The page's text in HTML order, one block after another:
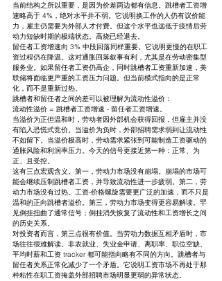
当前结构之所以重要，是因为价差两边都有信息。跳槽者工资增
速略高于 4%，绝对水平并不弱。它说明换工作的人仍有议价能
力，雇主仍需要为外部人才付费。但这个水平也远低于疫情后劳
动力短缺时期的极端状态。高烧已经退去。
留任者工资增速向 3% 中段回落同样重要。它说明更慢的在职工
资过程仍在降温。这对通胀回落叙事有利，尤其是在劳动密集型
服务业。如果留任者工资仍高企，同时跳槽者工资重新加速，美
联储将面临更严重的工资压力问题。但当前模式指向的是正常
化，而不是重新过热。
跳槽者和留任者之间的差可以被理解为流动性溢价：
流动性溢价 = 跳槽者工资增速 - 留任者工资增速。
当溢价为正但温和时，劳动者因外部机会获得回报，但雇主并没
有陷入恐慌式竞价。当溢价为负时，外部招聘需求弱到让流动性
不如留下。当溢价极高时，劳动需求紧张到可能制造工资驱动的
通胀风险和利润率压力。今天的信号更接近第一种：正常、为
正、且受控。
这有三点宏观含义。第一，劳动力市场没有崩塌。崩塌的市场可
能会继续压制跳槽者工资，并导致流动性进一步疲弱。第二，劳
动力市场没有过热。工资-价格螺旋需要更广泛的加速，而不只是
温和的正向跳槽者溢价。第三，劳动力市场变得更容易解读。罕
见倒挂扭曲了通常信号；倒挂消失恢复了流动性和工资增长之间
的历史关系。
对投资者而言，第三点很有价值。当劳动力数据互相矛盾时，市
场往往很难解读。非农就业、失业金申请、离职率、职位空缺、
平均时薪和工资 tracker 都可能指向略有不同的方向。跳槽者与
留任者关系正常化减少了一个矛盾。它说明工资市场不再处于那
种粘性在职工资掩盖外部招聘市场明显更弱的异常状态。